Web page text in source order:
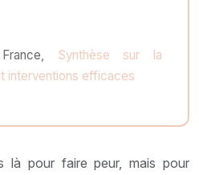
Synthèse sur la
interventions efficaces
là pour faire peur, mais pour